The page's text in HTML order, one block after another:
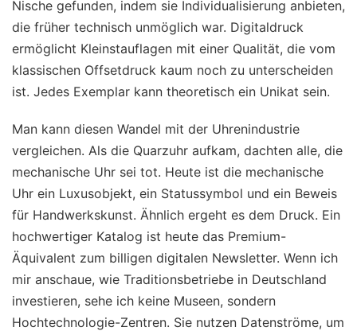
Nische gefunden, indem sie Individualisierung anbieten,
die früher technisch unmöglich war. Digitaldruck
ermöglicht Kleinstauflagen mit einer Qualität, die vom
klassischen Offsetdruck kaum noch zu unterscheiden
ist. Jedes Exemplar kann theoretisch ein Unikat sein.
Man kann diesen Wandel mit der Uhrenindustrie
vergleichen. Als die Quarzuhr aufkam, dachten alle, die
mechanische Uhr sei tot. Heute ist die mechanische
Uhr ein Luxusobjekt, ein Statussymbol und ein Beweis
für Handwerkskunst. Ähnlich ergeht es dem Druck. Ein
hochwertiger Katalog ist heute das Premium-
Äquivalent zum billigen digitalen Newsletter. Wenn ich
mir anschaue, wie Traditionsbetriebe in Deutschland
investieren, sehe ich keine Museen, sondern
Hochtechnologie-Zentren. Sie nutzen Datenströme, um